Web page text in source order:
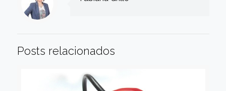
Posts relacionados